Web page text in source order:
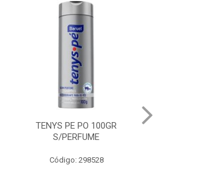
TENYS PE PO 100GR
S/PERFUME
Código: 298528